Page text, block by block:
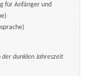
für Anfänger und
dunklen Jahreszeit